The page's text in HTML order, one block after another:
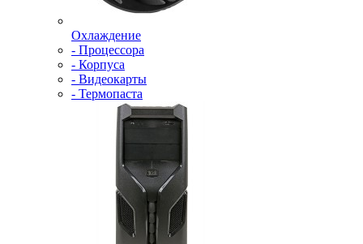
Охлаждение
- Процессора
- Корпуса
- Видеокарты
- Термопаста